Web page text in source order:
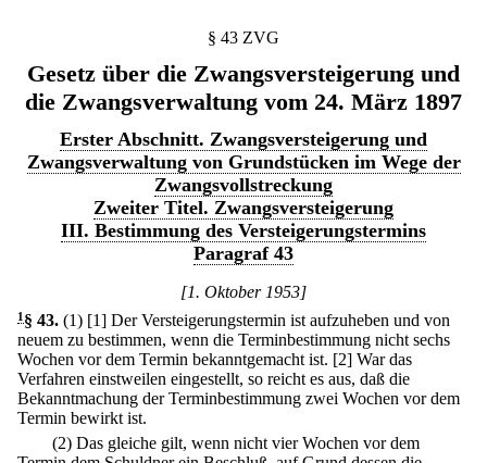
§ 43 ZVG
Gesetz über die Zwangsversteigerung und
die Zwangsverwaltung vom 24. März 1897
Erster Abschnitt. Zwangsversteigerung und
Zwangsverwaltung von Grundstücken im Wege der
Zwangsvollstreckung
Zweiter Titel. Zwangsversteigerung
III. Bestimmung des Versteigerungstermins
Paragraf 43
[1. Oktober 1953]
1 § 43. (1) [1] Der Versteigerungstermin ist aufzuheben und von
neuem zu bestimmen, wenn die Terminbestimmung nicht sechs
Wochen vor dem Termin bekanntgemacht ist. [2] War das
Verfahren einstweilen eingestellt, so reicht es aus, daß die
Bekanntmachung der Terminbestimmung zwei Wochen vor dem
Termin bewirkt ist.
(2) Das gleiche gilt, wenn nicht vier Wochen vor dem